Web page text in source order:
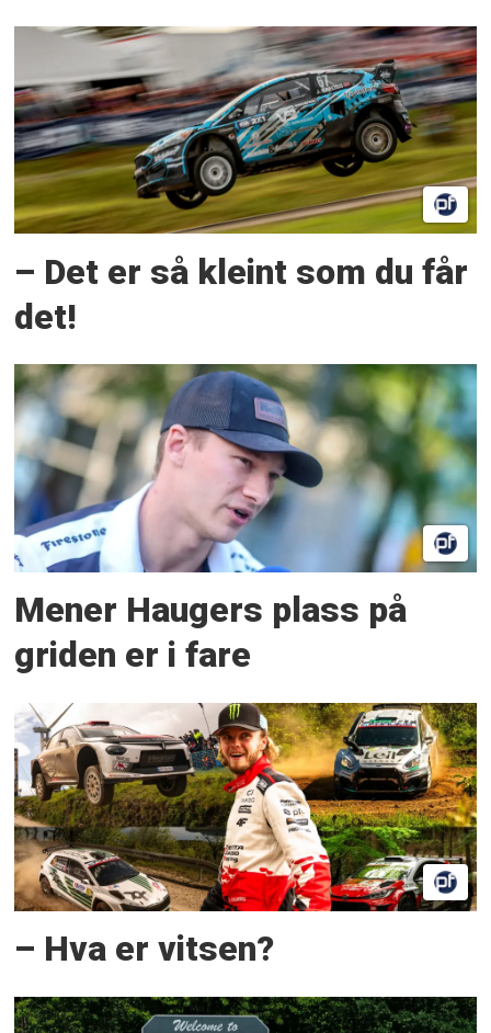
– Det er så kleint som du får
det!
Mener Haugers plass på
griden er i fare
– Hva er vitsen?